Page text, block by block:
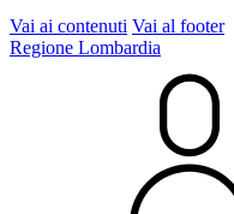
Vai ai contenuti Vai al footer
Regione Lombardia